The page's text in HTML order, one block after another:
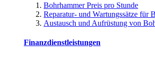
Bohrhammer Preis pro Stunde
Reparatur- und Wartungssätze für
Austausch und Aufrüstung von
Finanzdienstleistungen